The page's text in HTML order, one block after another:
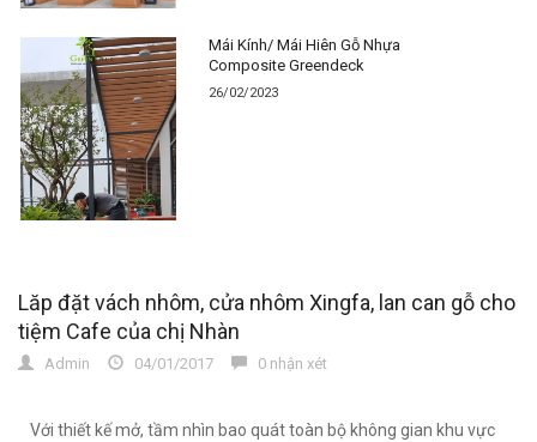
Mái Kính/ Mái Hiên Gỗ Nhựa
Composite Greendeck
26/02/2023
Lăp đặt vách nhôm, cửa nhôm Xingfa, lan can gỗ cho
tiệm Cafe của chị Nhàn
Admin 04/01/2017 0 nhận xét
Với thiết kế mở, tầm nhìn bao quát toàn bộ không gian khu vực